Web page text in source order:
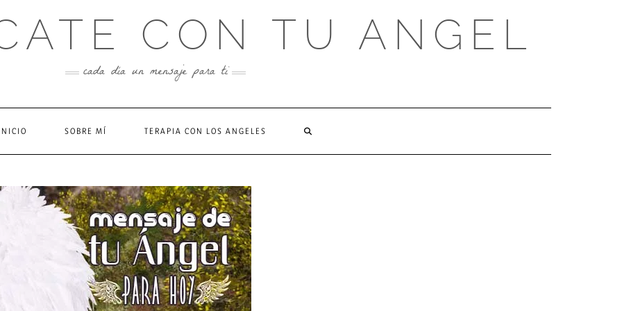
CON TU ANGEL
cada día un mensaje para ti
SOBRE MÍ TERAPIA CON LOS ANGELES